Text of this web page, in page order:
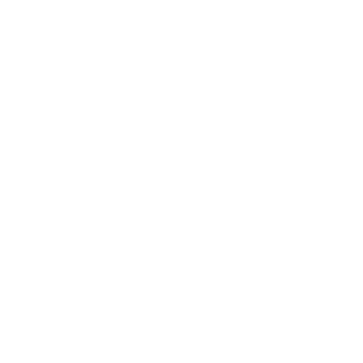
are used to help us analyze how the website is used and to offer